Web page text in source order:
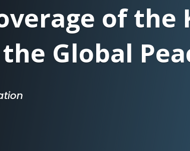
of
Global